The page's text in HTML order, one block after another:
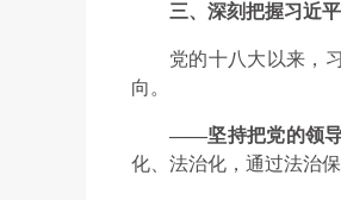
三、深刻把握习近
党的十八大以来，
向。
——坚持把党的领导
化、法治化，通过法治